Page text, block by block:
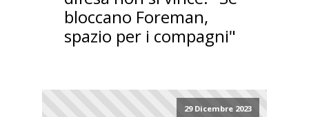
bloccano Foreman,
spazio per i compagni"
29 Dicembre 2023